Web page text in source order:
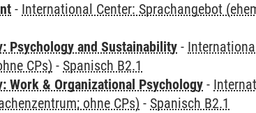
- International Center: Sprachangebot
Psychology and Sustainability -
CPs) - Spanisch B2.1
Work & Organizational Psychology -
ohne CPs) - Spanisch B2.1